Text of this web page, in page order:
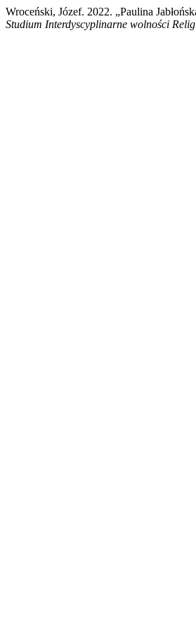
Wroceński, Józef. 2022. „Paulina
Studium Interdyscyplinarne wolności